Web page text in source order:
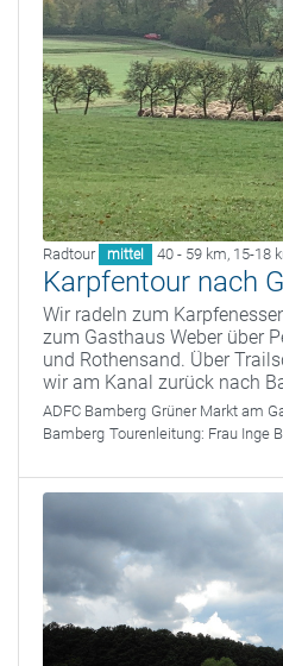
Radtour mittel 40 - 59 km, 15-18
Karpfentour nach
Wir radeln zum
zum Gasthaus Weber über
und Rothensand. Über
wir am Kanal zurück nach
ADFC Bamberg Grüner Markt am
Bamberg Tourenleitung: Frau Inge